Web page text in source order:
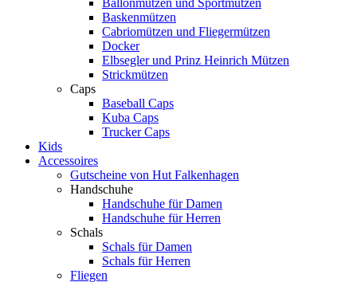
Ballonmützen und Sportmützen
Baskenmützen
Cabriomützen und Fliegermützen
Docker
Elbsegler und Prinz Heinrich Mützen
Strickmützen
Caps
Baseball Caps
Kuba Caps
Trucker Caps
Kids
Accessoires
Gutscheine von Hut Falkenhagen
Handschuhe
Handschuhe für Damen
Handschuhe für Herren
Schals
Schals für Damen
Schals für Herren
Fliegen